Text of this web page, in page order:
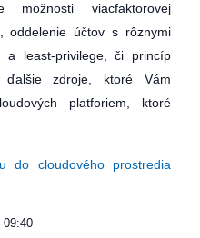
možnosti viacfaktorovej
oddelenie účtov s rôznymi
a least-privilege, či princíp
ďalšie zdroje, ktoré Vám
platforiem, ktoré
do cloudového prostredia
09:40